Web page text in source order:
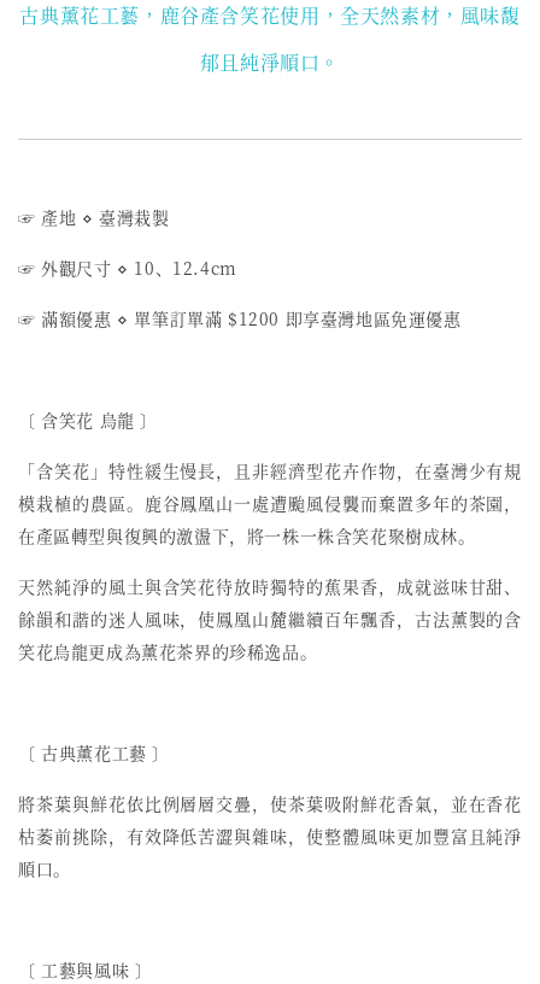
古典薰花工藝，鹿谷產含笑花使用 ，全天然素材，風味馥
郁且純淨順口。
☞ 產地 ⋄ 臺灣栽製
☞ 外觀尺寸 ⋄ 10、12.4cm
☞ 滿額優惠 ⋄ 單筆訂單滿 $1200 即享臺灣地區免運優惠
〔 含笑花 烏龍 〕
「含笑花」特性緩生慢長，且非經濟型花卉作物，在臺灣少有規
模栽植的農區。鹿谷鳳凰山一處遭颱風侵襲而棄置多年的茶園，
在產區轉型與復興的激盪下，將一株一株含笑花聚樹成林。
天然純淨的風土與含笑花待放時獨特的蕉果香，成就滋味甘甜、
餘韻和諧的迷人風味，使鳳凰山麓繼續百年飄香，古法薰製的含
笑花烏龍更成為薰花茶界的珍稀逸品。
〔 古典薰花工藝 〕
將茶葉與鮮花依比例層層交疊，使茶葉吸附鮮花香氣，並在香花
枯萎前挑除，有效降低苦澀與雜味，使整體風味更加豐富且純淨
順口。
〔 工藝與風味 〕